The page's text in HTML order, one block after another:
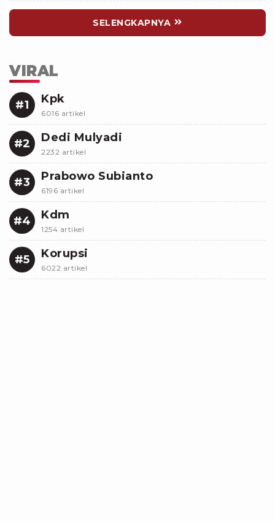
SELENGKAPNYA
VIRAL
#1 Kpk
6016 artikel
#2 Dedi Mulyadi
2232 artikel
#3 Prabowo Subianto
6196 artikel
#4 Kdm
1254 artikel
#5 Korupsi
6022 artikel